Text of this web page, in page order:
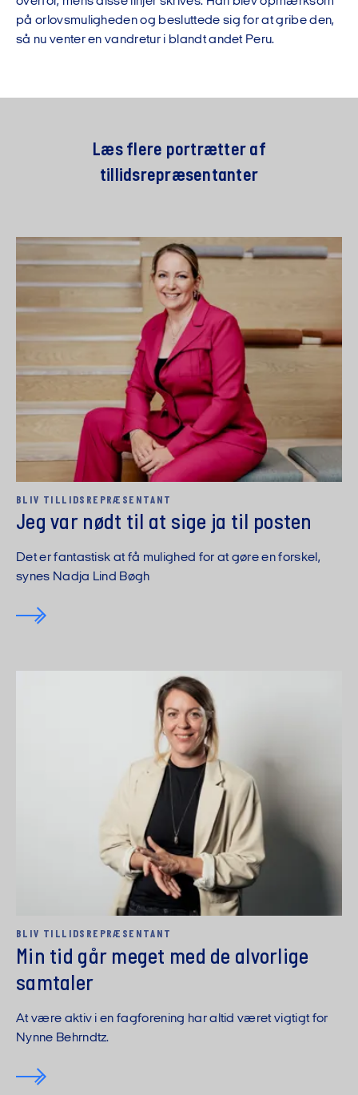
på orlovsmuligheden og besluttede sig for at gribe den,
så nu venter en vandretur i blandt andet Peru.
Læs flere portrætter af
tillidsrepræsentanter
BLIV TILLIDS­REPRÆSENTANT
Jeg var nødt til at sige ja til posten
Det er fantastisk at få mulighed for at gøre en forskel,
synes Nadja Lind Bøgh
BLIV TILLIDS­REPRÆSENTANT
Min tid går meget med de alvorlige
samtaler
At være aktiv i en fagforening har altid været vigtigt for
Nynne Behrndtz.